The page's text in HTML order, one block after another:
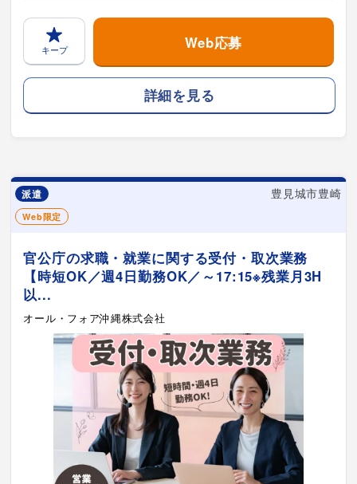
キープ Web応募
詳細を見る
派遣 豊見城市豊崎
Web限定
官公庁の求職・就業に関する受付・取次業務
【時短OK／週4日勤務OK／～17:15※残業月3H
以...
オール・フォア沖縄株式会社